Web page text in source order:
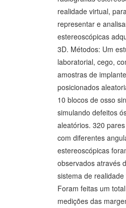
realidade virtual,
representar e
estereoscópicas
3D. Métodos: Um
laboratorial, cego,
amostras de
posicionados
10 blocos de osso
simulando defeitos
aleatórios. 320
com diferentes
estereoscópicas
observados através
sistema de realidade
Foram feitas um
medições das